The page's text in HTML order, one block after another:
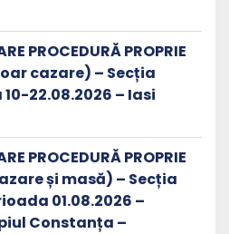
PROCEDURĂ PROPRIE
cazare) – Secția
22.08.2026 – Iasi
PROCEDURĂ PROPRIE
și masă) – Secția
01.08.2026 –
Constanța –